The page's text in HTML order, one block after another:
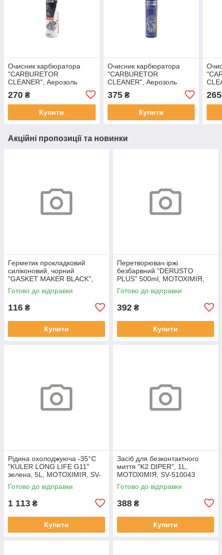
Очисник карбюратора
"CARBURETOR
CLEANER", Аерозоль
270 ₴
Купити
Очисник карбюратора
"CARBURETOR
CLEANER", Аерозоль
375₴
Купити
265
Акційні пропозиції та новинки
Герметик прокладковий
силіконовий, чорний
"GASKET MAKER BLACK",
32g, МОТОХІМІЯ, SV-510047
Готово до відправки
116 ₴
Купити
Перетворювач іржі
безбарвний "DERUSTO
PLUS" 500ml, МОТОХІМІЯ,
SV-510046
Готово до відправки
392 ₴
Купити
Рідина охолоджуюча -35°C
"KULER LONG LIFE G11"
зелена, 5L, МОТОХІМІЯ, SV-
510042
Готово до відправки
1 113 ₴
Купити
Засіб для безконтактного
миття "K2 DIPER", 1L,
МОТОХІМІЯ, SV-510043
Готово до відправки
388 ₴
Купити